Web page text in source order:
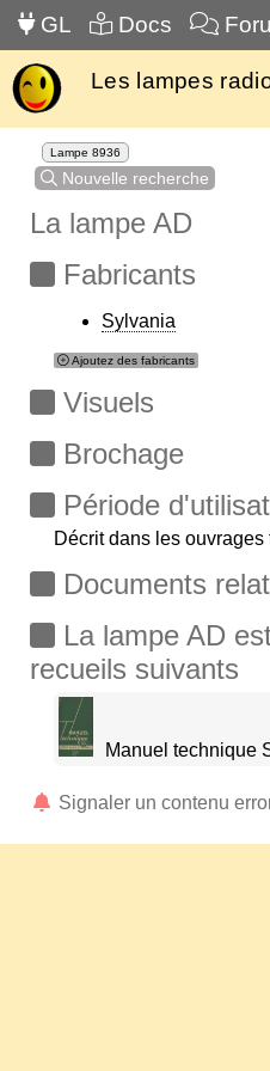
GL Docs
Les lampes
Lampe 8936
Nouvelle recherche
La lampe AD
Fabricants
Sylvania
Ajoutez des fabricants
Visuels
Brochage
Période
Décrit dans les
Documents
La lampe AD
recueils suivants
Manuel technique
Signaler un contenu